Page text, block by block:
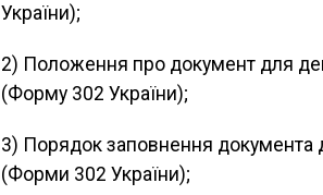
України);
2) Положення про документ для
(Форму 302 України);
3) Порядок заповнення документа
(Форми 302 України);